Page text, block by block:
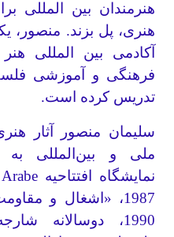
هنرمندان بین المللی
هنری، پل بزند.
آکادمی بین المللی
فرهنگی و آموزشی
تدریس کرده است.
سلیمان منصور آثار
ملی و بین‌المللی به
1987، «اشغال و